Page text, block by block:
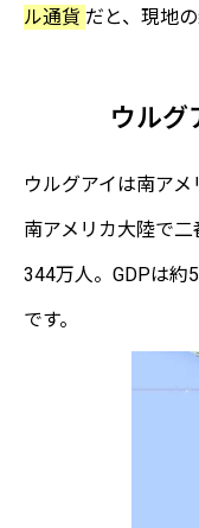
ル通貨 だと、現地
ウルグ
ウルグアイは南アメ
南アメリカ大陸で
344万人。GDPは約
です。